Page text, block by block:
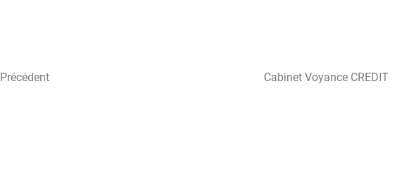
Précédent
Cabinet Voyance CREDIT